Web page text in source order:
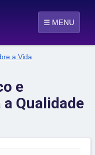
☰ MENU
a Vida
e
Qualidade